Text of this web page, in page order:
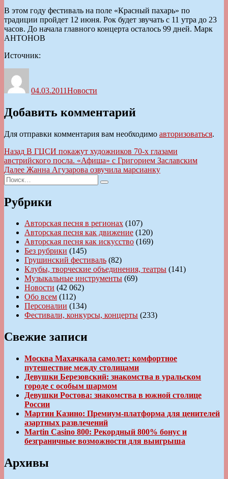
В этом году фестиваль на поле «Красный пахарь» по
традиции пройдет 12 июня. Рок будет звучать с 11 утра до 23
часов. До начала главного концерта осталось 99 дней. Марк
АНТОНОВ
Источник:
04.03.2011Новости
Добавить комментарий
Для отправки комментария вам необходимо авторизоваться.
Навигация
по
записям
Назад Предыдущая
запись:
В ГЦСИ покажут художников 70-х глазами
австрийского посла. «Афиша» с Григорием Заславским
Далее Следующая
Жанна Агузарова озвучила марсианку
Искать:
Поиск
Рубрики
Авторская песня в регионах (107)
Авторская песня как движение (120)
Авторская песня как искусство (169)
Без рубрики (145)
Грушинский фестиваль (82)
Клубы, творческие объединения, театры (141)
Музыкальные инструменты (69)
Новости (42 062)
Обо всем (112)
Персоналии (134)
Фестивали, конкурсы, концерты (233)
Свежие записи
Москва Махачкала самолет: комфортное
путешествие между столицами
Девушки Березовский: знакомства в уральском
городе с особым шармом
Девушки Ростова: знакомства в южной столице
России
Мартин Казино: Премиум-платформа для ценителей
азартных развлечений
Martin Casino 800: Рекордный 800% бонус и
безграничные возможности для выигрыша
Архивы